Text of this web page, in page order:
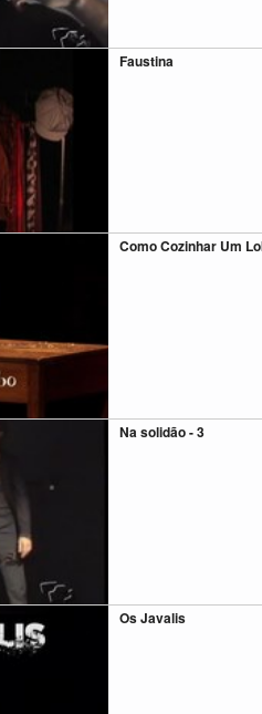
Faustina
Como Cozinhar Um
Na solidão - 3
Os Javalis